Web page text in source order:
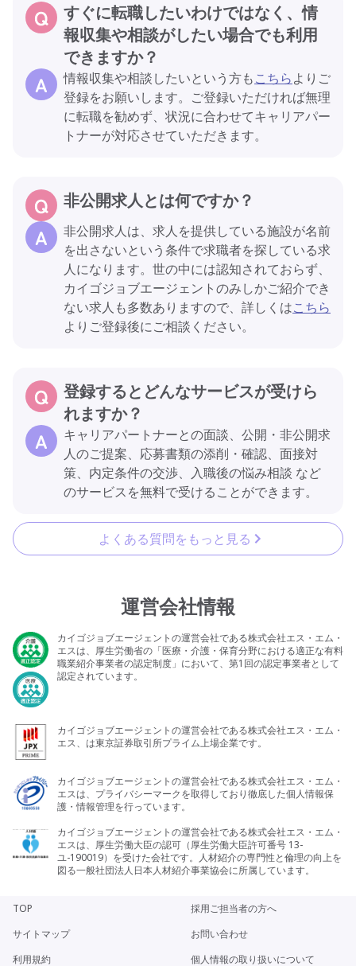
すぐに転職したいわけではなく、情
報収集や相談がしたい場合でも利用
できますか？
情報収集や相談したいという方もこちらよりご
登録をお願いします。ご登録いただければ無理
に転職を勧めず、状況に合わせてキャリアパー
トナーが対応させていただきます。
非公開求人とは何ですか？
非公開求人は、求人を提供している施設が名前
を出さないという条件で求職者を探している求
人になります。世の中には認知されておらず、
カイゴジョブエージェントのみしかご紹介でき
ない求人も多数ありますので、詳しくはこちら
よりご登録後にご相談ください。
登録するとどんなサービスが受けら
れますか？
キャリアパートナーとの面談、公開・非公開求
人のご提案、応募書類の添削・確認、面接対
策、内定条件の交渉、入職後の悩み相談 など
のサービスを無料で受けることができます。
よくある質問をもっと見る
運営会社情報
カイゴジョブエージェントの運営会社である株式会社エス・エム・
エスは、厚生労働省の「医療・介護・保育分野における適正な有料
職業紹介事業者の認定制度」において、第1回の認定事業者として
認定されています。
カイゴジョブエージェントの運営会社である株式会社エス・エム・
エス、は東京証券取引所プライム上場企業です。
カイゴジョブエージェントの運営会社である株式会社エス・エム・
エスは、プライバシーマークを取得しており徹底した個人情報保
護・情報管理を行っています。
カイゴジョブエージェントの運営会社である株式会社エス・エム・
エスは、厚生労働大臣の認可（厚生労働大臣許可番号 13-
ユ-190019）を受けた会社です。人材紹介の専門性と倫理の向上を
図る一般社団法人日本人材紹介事業協会に所属しています。
TOP
採用ご担当者の方へ
サイトマップ
お問い合わせ
利用規約
個人情報の取り扱いについて